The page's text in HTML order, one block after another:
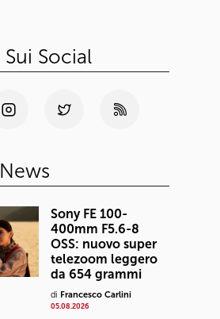
Sui Social
News
Sony FE 100-
400mm F5.6-8
OSS: nuovo super
telezoom leggero
da 654 grammi
di Francesco Carlini
05.08.2026